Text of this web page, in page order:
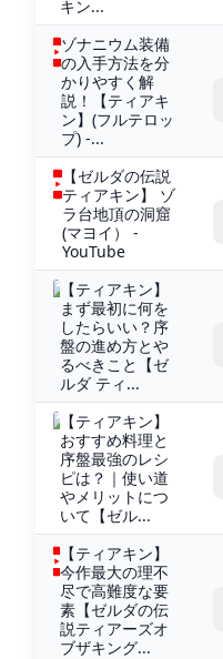
キン...
ゾナニウム装備
の入手方法を分
かりやすく解
説！【ティアキ
ン】(フルテロッ
プ) -...
【ゼルダの伝説
ティアキン】 ゾ
ラ台地頂の洞窟
(マヨイ） -
YouTube
【ティアキン】
まず最初に何を
したらいい？序
盤の進め方とや
るべきこと【ゼ
ルダ ティ...
【ティアキン】
おすすめ料理と
序盤最強のレシ
ピは？｜使い道
やメリットにつ
いて【ゼル...
【ティアキン】
今作最大の理不
尽で高難度な要
素【ゼルダの伝
説ティアーズオ
ブザキング...